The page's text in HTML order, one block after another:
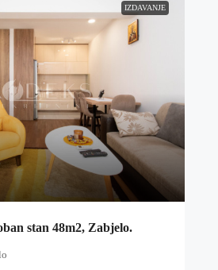
IZDAVANJE
stan 48m2, Zabjelo.